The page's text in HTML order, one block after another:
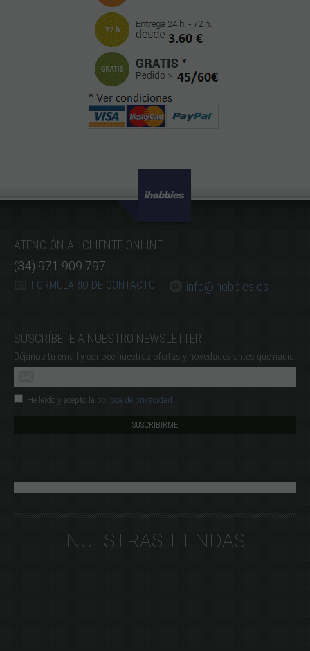
ATENCIÓN AL CLIENTE ONLINE
(34) 971 909 797
FORMULARIO DE CONTACTO info@ihobbies.es
SUSCRÍBETE A NUESTRO NEWSLETTER
Déjanos tu email y conoce nuestras ofertas y novedades antes que nadie.
He leído y acepto la política de privacidad
NUESTRAS TIENDAS